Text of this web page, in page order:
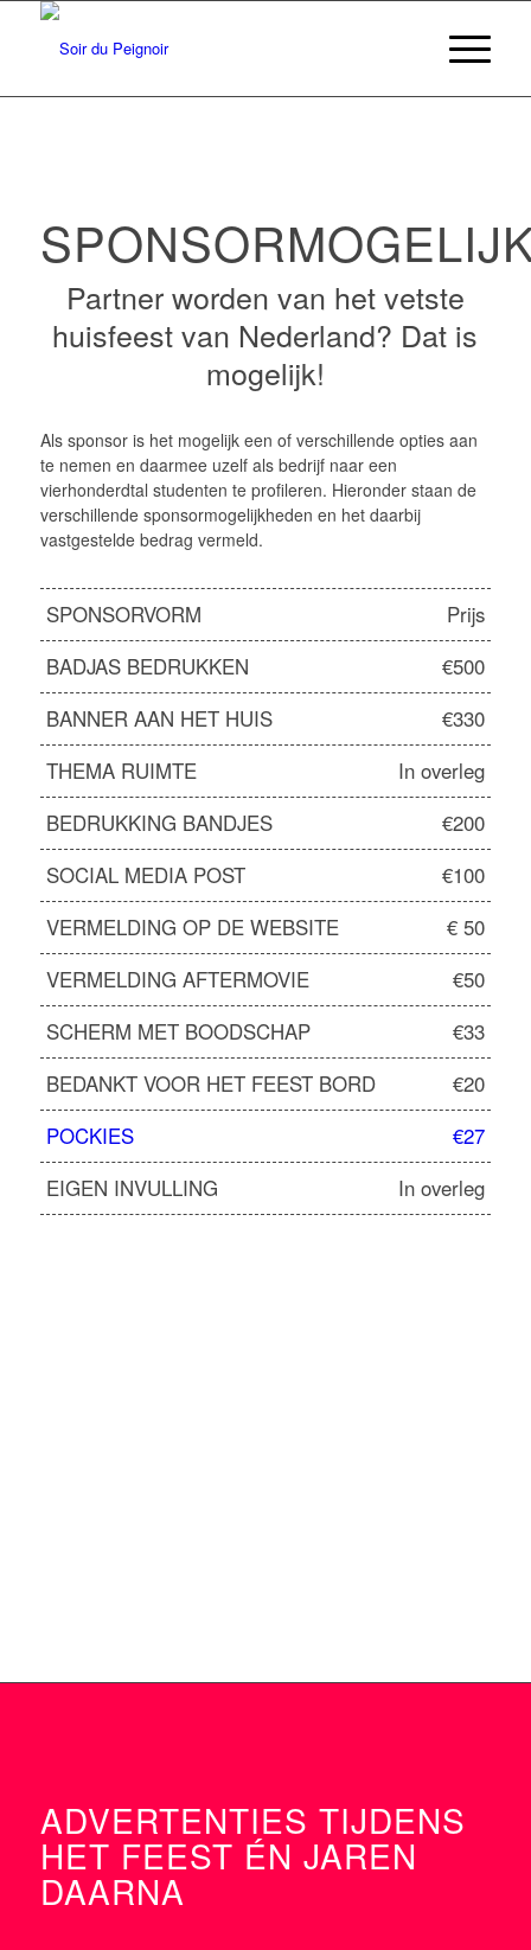
Partner worden van het vetste
huisfeest van Nederland? Dat is
mogelijk!
Als sponsor is het mogelijk een of verschillende opties aan
te nemen en daarmee uzelf als bedrijf naar een
vierhonderdtal studenten te profileren. Hieronder staan de
verschillende sponsormogelijkheden en het daarbij
vastgestelde bedrag vermeld.
SPONSORVORM
Prijs
BADJAS BEDRUKKEN
€500
BANNER AAN HET HUIS
€330
THEMA RUIMTE
In overleg
BEDRUKKING BANDJES
€200
SOCIAL MEDIA POST
€100
VERMELDING OP DE WEBSITE
€ 50
VERMELDING AFTERMOVIE
€50
SCHERM MET BOODSCHAP
€33
BEDANKT VOOR HET FEEST BORD
€20
POCKIES
€27
EIGEN INVULLING
In overleg
ADVERTENTIES TIJDENS
HET FEEST ÉN JAREN
DAARNA